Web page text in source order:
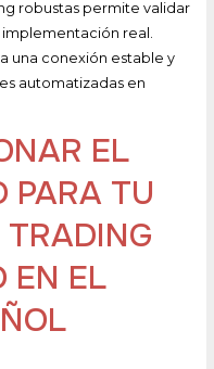
robustas permite validar
real.
una conexión estable y
automatizadas en
EL
PARA TU
EN EL